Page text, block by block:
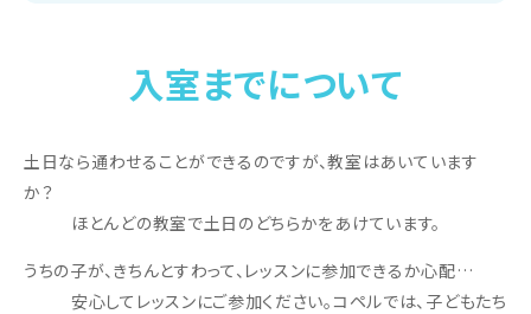
入室までについて
土日なら通わせることができるのですが、教室はあいています
か？
ほとんどの教室で土日のどちらかをあけています。
うちの子が、きちんとすわって、レッスンに参加できるか心配…
安心してレッスンにご参加ください。コペルでは、子どもたち